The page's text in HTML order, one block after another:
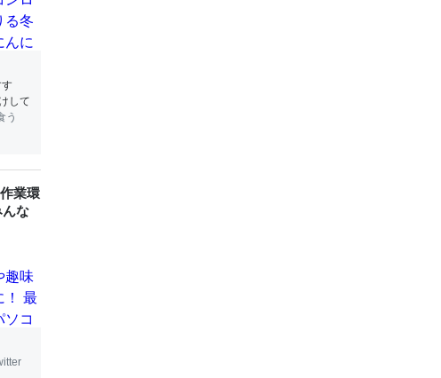
す
して
う
業環
な